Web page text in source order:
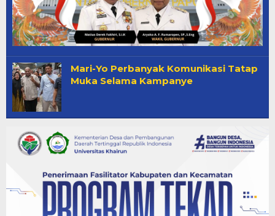
Mari-Yo Perbanyak Komunikasi Tatap
Muka Selama Kampanye